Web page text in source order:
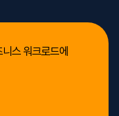
스 워크로드에